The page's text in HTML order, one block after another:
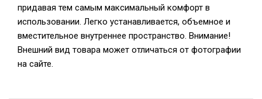
придавая тем самым максимальный комфорт в
использовании. Легко устанавливается, объемное и
вместительное внутреннее пространство. Внимание!
Внешний вид товара может отличаться от фотографии
на сайте.